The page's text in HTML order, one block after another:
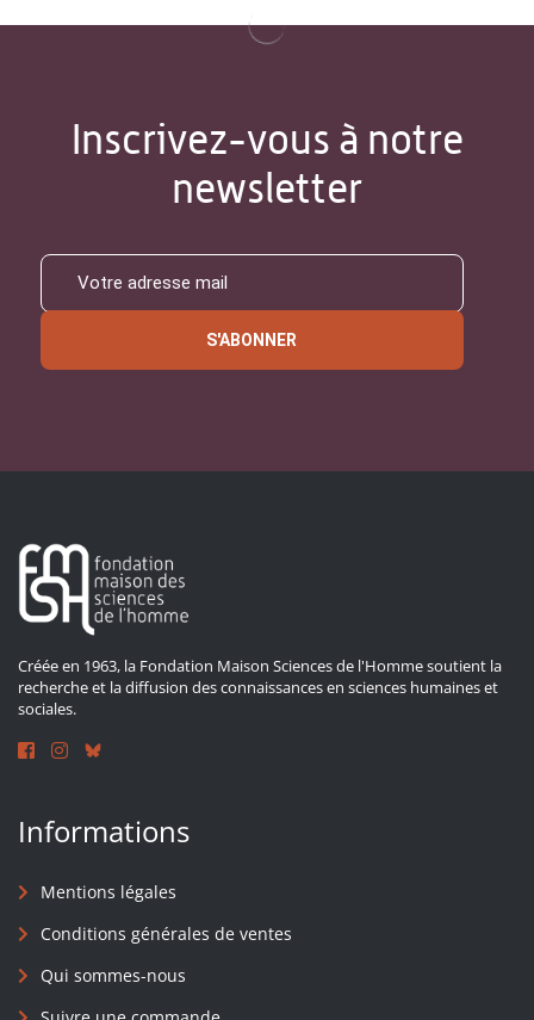
Inscrivez-vous à notre
newsletter
S'ABONNER
Créée en 1963, la Fondation Maison Sciences de l'Homme soutient la
recherche et la diffusion des connaissances en sciences humaines et
sociales.
Informations
Mentions légales
Conditions générales de ventes
Qui sommes-nous